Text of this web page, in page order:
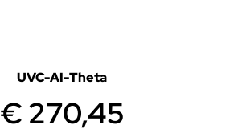
UVC-AI-Theta
€270,45